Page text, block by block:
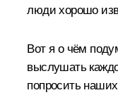
люди хорошо
Вот я о чём
выслушать
попросить